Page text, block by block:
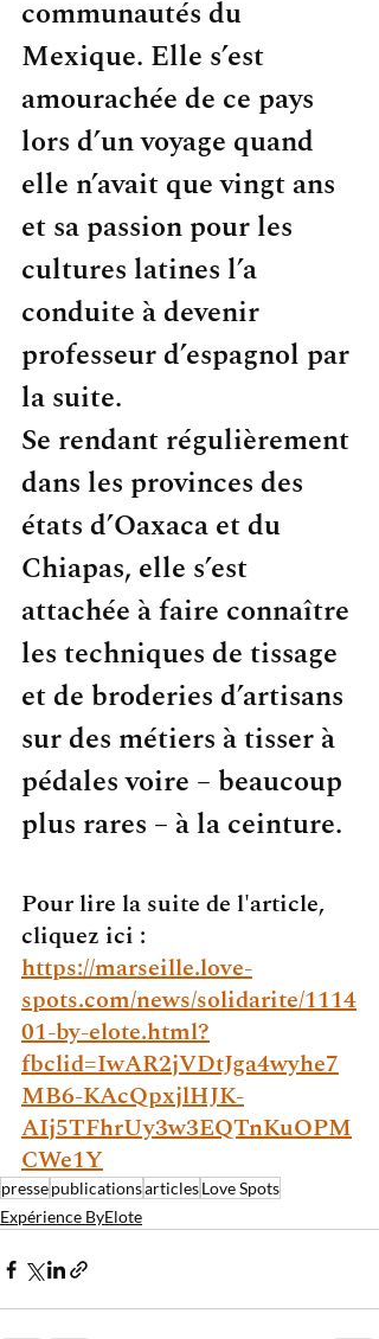
communautés du
Mexique. Elle s’est
amourachée de ce pays
lors d’un voyage quand
elle n’avait que vingt ans
et sa passion pour les
cultures latines l’a
conduite à devenir
professeur d’espagnol par
la suite.
Se rendant régulièrement
dans les provinces des
états d’Oaxaca et du
Chiapas, elle s’est
attachée à faire connaître
les techniques de tissage
et de broderies d’artisans
sur des métiers à tisser à
pédales voire – beaucoup
plus rares – à la ceinture.
Pour lire la suite de l'article,
cliquez ici :
https://marseille.love-
spots.com/news/solidarite/1114
01-by-elote.html?
fbclid=IwAR2jVDtJga4wyhe7
MB6-KAcQpxjlHJK-
AIj5TFhrUy3w3EQTnKuOPM
CWe1Y
pressepublicationsarticlesLove Spots
Expérience ByElote